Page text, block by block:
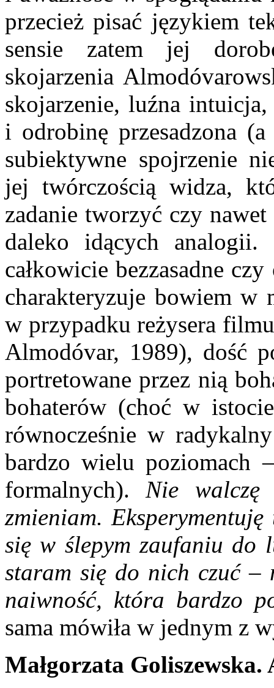
przecież pisać językiem
sensie zatem jej
skojarzenia
skojarzenie, luźna
i odrobinę przesadzona
subiektywne spojrzenie
jej twórczością widza,
zadanie tworzyć czy
daleko idących
całkowicie bezzasadne
charakteryzuje bowiem w
w przypadku reżysera
Almodóvar, 1989), dość
portretowane przez nią
bohaterów (choć w
równocześnie w
bardzo wielu poziomach
formalnych).Nie
zmieniam.
się w ślepym zaufaniu do
staram się do nich czuć –
naiwność, która bardzo
sama mówiła w jednym z
Małgorzata